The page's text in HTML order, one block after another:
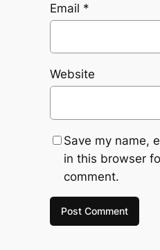
Email *
Website
Save my name,
in this browser
comment.